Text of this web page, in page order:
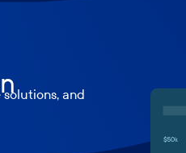
and